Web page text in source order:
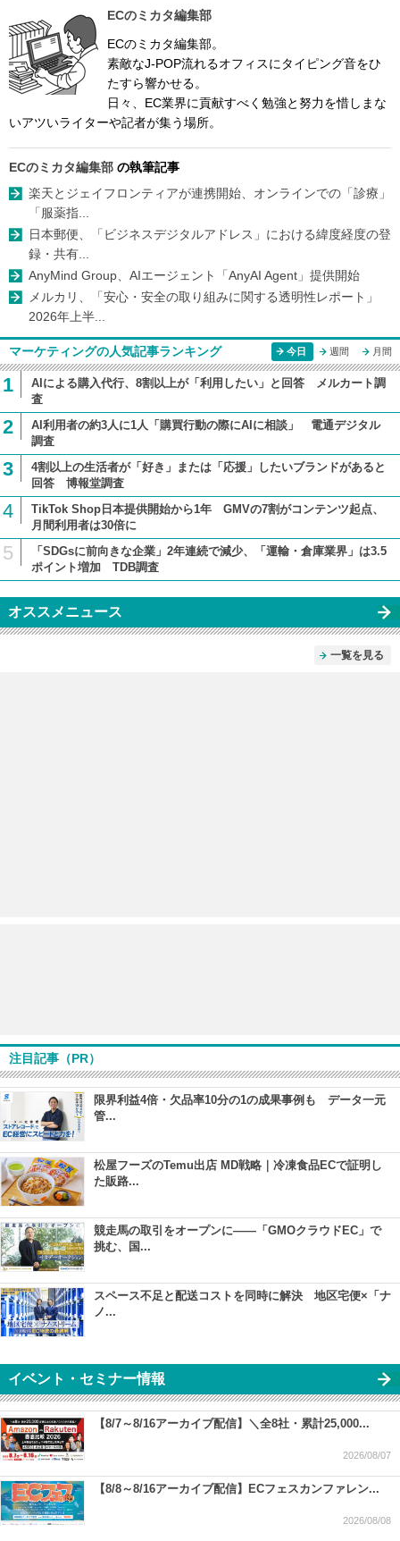
ECのミカタ編集部
ECのミカタ編集部。
素敵なJ-POP流れるオフィスにタイピング音をひ
たすら響かせる。
日々、EC業界に貢献すべく勉強と努力を惜しまな
いアツいライターや記者が集う場所。
ECのミカタ編集部 の執筆記事
楽天とジェイフロンティアが連携開始、オンラインでの「診療」
「服薬指...
日本郵便、「ビジネスデジタルアドレス」における緯度経度の登
録・共有...
AnyMind Group、AIエージェント「AnyAI Agent」提供開始
メルカリ、「安心・安全の取り組みに関する透明性レポート」
2026年上半...
マーケティングの人気記事ランキング 今日 週間 月間
1
AIによる購入代行、8割以上が「利用したい」と回答 メルカート調
査
2
AI利用者の約3人に1人「購買行動の際にAIに相談」 電通デジタル
調査
3
4割以上の生活者が「好き」または「応援」したいブランドがあると
回答 博報堂調査
4
TikTok Shop日本提供開始から1年 GMVの7割がコンテンツ起点、
月間利用者は30倍に
5
「SDGsに前向きな企業」2年連続で減少、「運輸・倉庫業界」は3.5
ポイント増加 TDB調査
オススメニュース
一覧を見る
注目記事（PR）
限界利益4倍・欠品率10分の1の成果事例も データ一元
管...
松屋フーズのTemu出店 MD戦略｜冷凍食品ECで証明し
た販路...
競走馬の取引をオープンに――「GMOクラウドEC」で
挑む、国...
スペース不足と配送コストを同時に解決 地区宅便×「ナ
ノ...
イベント・セミナー情報
【8/7～8/16アーカイブ配信】＼全8社・累計25,000...
2026/08/07
【8/8～8/16アーカイブ配信】ECフェスカンファレン...
2026/08/08